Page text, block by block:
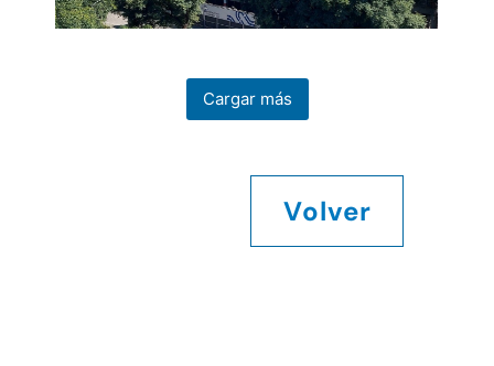
Cargar más
Volver